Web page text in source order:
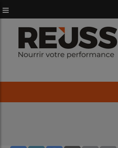
au
contenu
principal